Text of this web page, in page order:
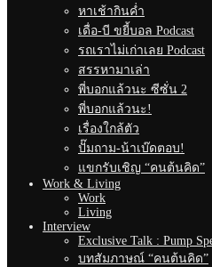
หาเช้ากินค่ำ
เดื่อ-บี ขยี้บอล Podcast
รถเราไม่เก่าเลย Podcast
สรรหามาเล่า
พี่บอกแล้วนะ ซีซั่น 2
พี่บอกแล้วนะ!
เรื่องใกล้ตัว
ปั๊มถาม-น้าเบ๊ดตอบ!
แขกรับเชิญ “คนต้นคิด”
Work & Living
Work
Living
Interview
Exclusive Talk : Pump
บทสัมภาษณ์ “คนต้นคิด”